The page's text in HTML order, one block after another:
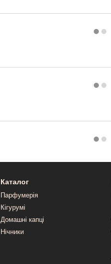
Каталог
Парфумерія
Кігурумі
Домашні капці
Нічники